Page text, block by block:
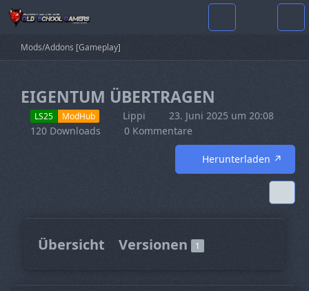
Mods/Addons [Gameplay]
EIGENTUM ÜBERTRAGEN
LS25 ModHub Lippi
23. Juni 2025 um 20:08
120 Downloads
0 Kommentare
Herunterladen
Übersicht Versionen 1